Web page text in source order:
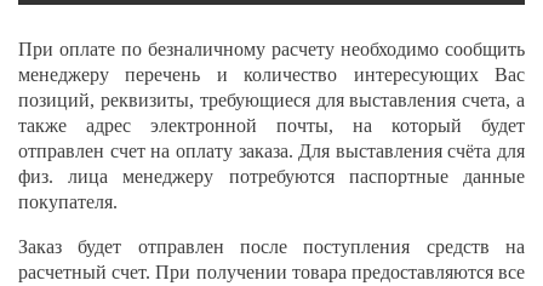
При оплате по безналичному расчету необходимо сообщить
менеджеру перечень и количество интересующих Вас
позиций, реквизиты, требующиеся для выставления счета, а
также адрес электронной почты, на который будет
отправлен счет на оплату заказа. Для выставления счёта для
физ. лица менеджеру потребуются паспортные данные
покупателя.
Заказ будет отправлен после поступления средств на
расчетный счет. При получении товара предоставляются все